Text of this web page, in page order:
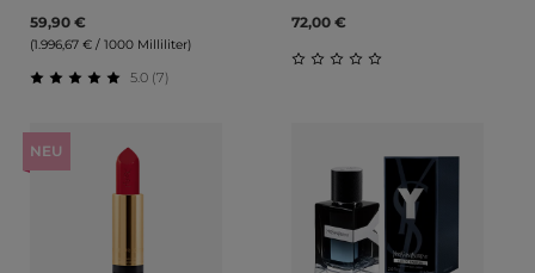
59,90 €
(1.996,67 € / 1000 Milliliter)
5.0 (7)
72,00 €
NEU